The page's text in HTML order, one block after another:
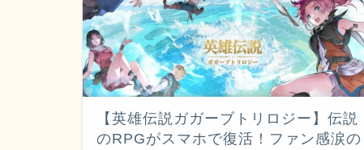
【英雄伝説ガガーブトリロジー】伝説
のRPGがスマホで復活！ファン感涙の